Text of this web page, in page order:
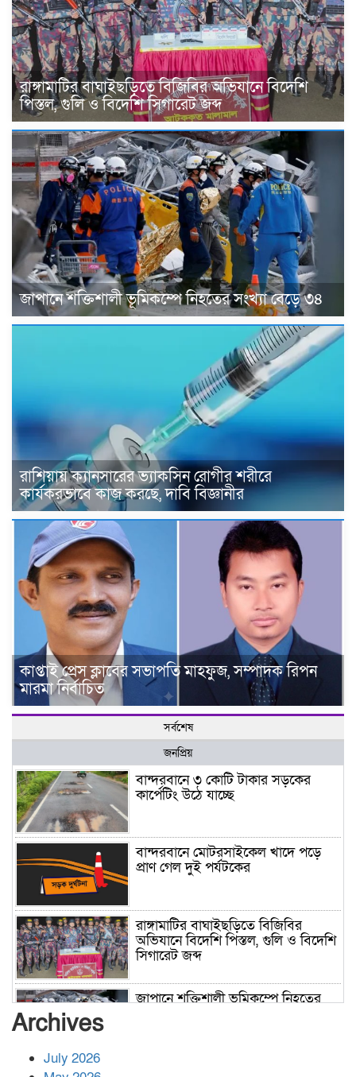
রাঙ্গামাটির বাঘাইছড়িতে বিজিবির অভিযানে বিদেশি
পিস্তল, গুলি ও বিদেশি সিগারেট জব্দ
জাপানে শক্তিশালী ভূমিকম্পে নিহতের সংখ্যা বেড়ে ৩৪
রাশিয়ায় ক্যানসারের ভ্যাকসিন রোগীর শরীরে
কার্যকরভাবে কাজ করছে, দাবি বিজ্ঞানীর
কাপ্তাই প্রেস ক্লাবের সভাপতি মাহফুজ, সম্পাদক রিপন
মারমা নির্বাচিত
সর্বশেষ
জনপ্রিয়
বান্দরবানে ৩ কোটি টাকার সড়কের
কার্পেটিং উঠে যাচ্ছে
বান্দরবানে মোটরসাইকেল খাদে পড়ে
প্রাণ গেল দুই পর্যটকের
রাঙ্গামাটির বাঘাইছড়িতে বিজিবির
অভিযানে বিদেশি পিস্তল, গুলি ও বিদেশি
সিগারেট জব্দ
জাপানে শক্তিশালী ভূমিকম্পে নিহতের
Archives
July 2026